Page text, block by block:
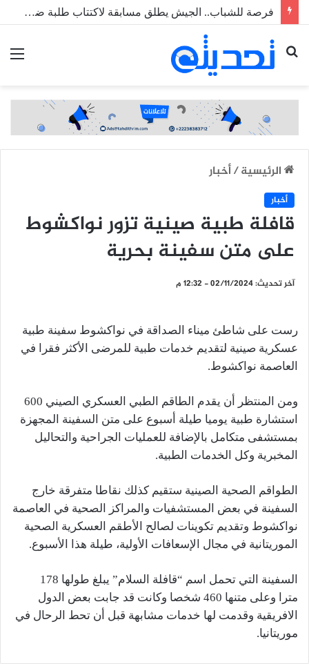
فرصة للشباب.. الجيش يطلق مسابقة لاكتتاب طلبة ضباط عاملين
بحث
عن
الرئيسية/أخبار
أخبار
قافلة طبية صينية تزور نواكشوط
على متن سفينة بحرية
آخر تحديث: 02/11/2024 - 12:32 م
رست على شاطئ ميناء الصداقة في نواكشوط سفينة طبية
عسكرية صينية لتقديم خدمات طبية للمرضى الأكثر فقرا في
العاصمة نواكشوط.
ومن المنتظر أن يقدم الطاقم الطبي العسكري الصيني 600
استشارة طبية يوميا طيلة أسبوع على متن السفينة المجهزة
بمستشفى متكامل بالإضافة للعمليات الجراحية والتحاليل
المخبرية وكل الخدمات الطبية.
الطواقم الصحية الصينية ستقيم كذلك نقاطا متفرقة خارج
السفينة في بعض المستشفيات والمراكز الصحية في العاصمة
نواكشوط وتقديم تكوينات لصالح الأطقم العسكرية الصحية
الموريتانية في مجال الإسعافات الأولية، طيلة هذا الأسبوع.
السفينة التي تحمل اسم “قافلة السلام” يبلغ طولها 178
مترا وعلى متنها 460 شخصا وكانت قد جابت بعض الدول
الافريقية وقدمت لها خدمات مشابهة قبل أن تحط الرحال في
موريتانيا.